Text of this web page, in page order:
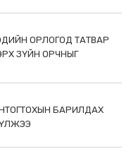
ОРЛОГОД ТАТВАР
ЗҮЙН ОРЧНЫГ
БАРИЛДАХ